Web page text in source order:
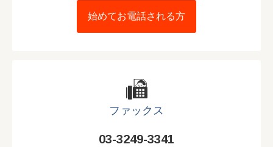
始めてお電話される方
ファックス
03-3249-3341